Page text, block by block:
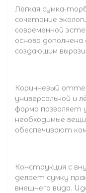
Лёгкая
сочетание
современной
основа
создающим
Коричневый
универсальной и
форма позволяет
необходимые
обеспечивают
Конструкция с
делает сумку
внешнего вида.